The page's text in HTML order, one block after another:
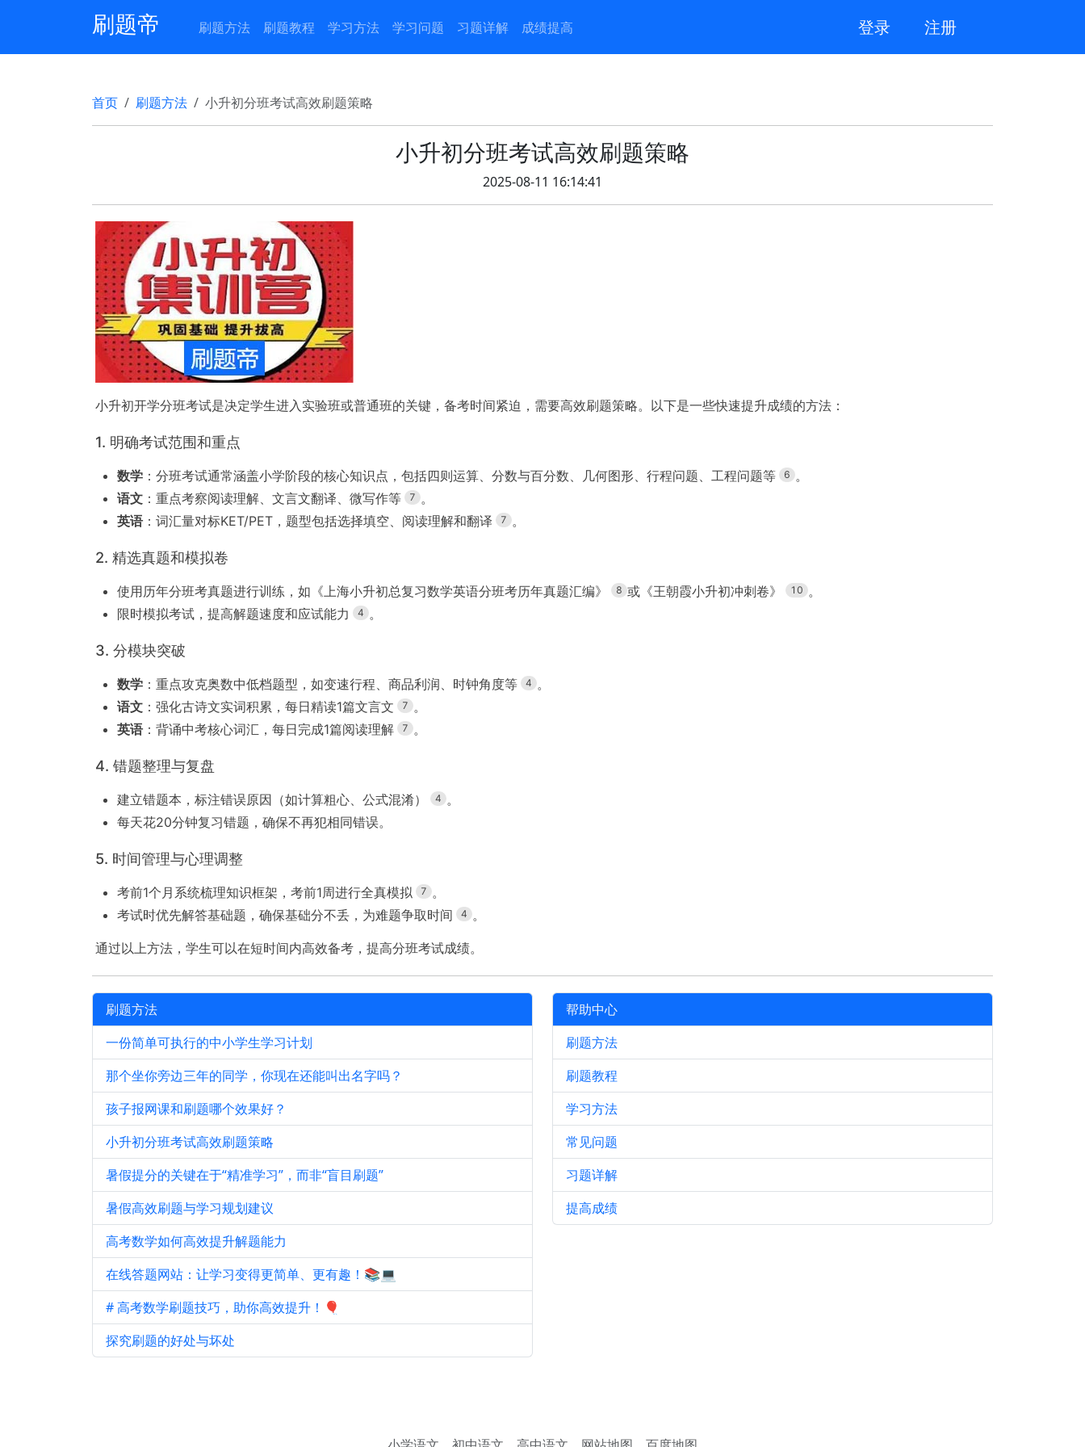
刷题帝 刷题方法 刷题教程 学习方法 学习问题 习题详解 成绩提高 登录 注册
首页 刷题方法 小升初分班考试高效刷题策略
小升初分班考试高效刷题策略
2025-08-11 16:14:41
小升初开学分班考试是决定学生进入实验班或普通班的关键，备考时间紧迫，需要高效刷题策略。以下是一些快速提升成绩的方法：
1. 明确考试范围和重点
数学 ：分班考试通常涵盖小学阶段的核心知识点，包括四则运算、分数与百分数、几何图形、行程问题、工程问题等 6 。
语文 ：重点考察阅读理解、文言文翻译、微写作等 7 。
英语 ：词汇量对标KET/PET，题型包括选择填空、阅读理解和翻译 7 。
2. 精选真题和模拟卷
使用历年分班考真题进行训练，如《上海小升初总复习数学英语分班考历年真题汇编》 8 或《王朝霞小升初冲刺卷》 10 。
限时模拟考试，提高解题速度和应试能力
4 。
3. 分模块突破
数学 ：重点攻克奥数中低档题型，如变速行程、商品利润、时钟角度等 4 。
语文 ：强化古诗文实词积累，每日精读1篇文言文 7 。
英语 ：背诵中考核心词汇，每日完成1篇阅读理解 7 。
4. 错题整理与复盘
建立错题本，标注错误原因（如计算粗心、公式混淆） 4 。
每天花20分钟复习错题，确保不再犯相同错误。
5. 时间管理与心理调整
考前1个月系统梳理知识框架，考前1周进行全真模拟 7 。
考试时优先解答基础题，确保基础分不丢，为难题争取时间
4 。
通过以上方法，学生可以在短时间内高效备考，提高分班考试成绩。
刷题方法
一份简单可执行的中小学生学习计划
那个坐你旁边三年的同学，你现在还能叫出名字吗？
孩子报网课和刷题哪个效果好？
小升初分班考试高效刷题策略
暑假提分的关键在于“精准学习”，而非“盲目刷题”
暑假高效刷题与学习规划建议
高考数学如何高效提升解题能力
在线答题网站：让学习变得更简单、更有趣！📚💻
# 高考数学刷题技巧，助你高效提升！🎈
探究刷题的好处与坏处
帮助中心
刷题方法
刷题教程
学习方法
常见问题
习题详解
提高成绩